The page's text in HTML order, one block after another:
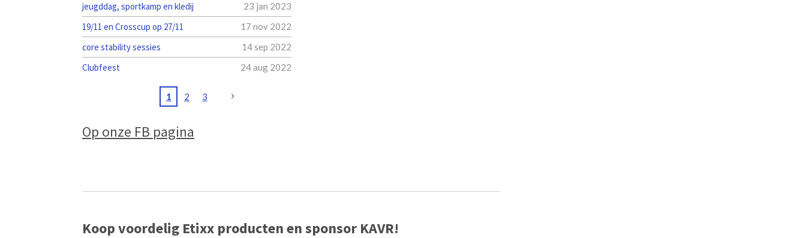
jeugddag, sportkamp en kledij 23 jan 2023
19/11 en Crosscup op 27/11 17 nov 2022
core stability sessies 14 sep 2022
Clubfeest 24 aug 2022
1 2 3
Op onze FB pagina
Koop voordelig Etixx producten en sponsor KAVR!